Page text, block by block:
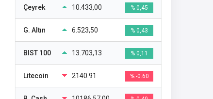
Çeyrek 10.433,00 % 0,45
G. Altın 6.523,50 % 0,43
BIST 100 13.703,13 % 0,11
Litecoin 2140.91 % -0.60